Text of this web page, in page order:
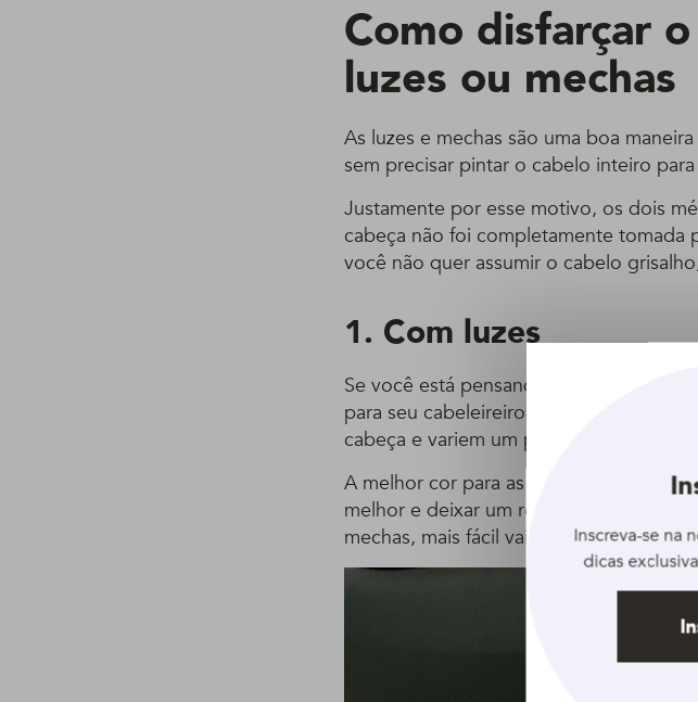
Como disfarçar
luzes ou mechas
As luzes e mechas são uma boa
sem precisar pintar o cabelo inteiro
Justamente por esse motivo, os dois
cabeça não foi completamente tomada
você não quer assumir o cabelo
1. Com luzes
Se você está pensando em como
para seu cabeleireiro de confiança
cabeça e variem um pouco a altura.
A melhor cor para as luzes é aquela
melhor e deixar um resultado mais
mechas, mais fácil vai ser de disfarçar
Inscreva-se na
dicas